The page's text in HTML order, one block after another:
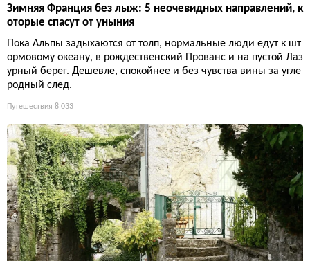
Зимняя Франция без лыж: 5 неочевидных направлений, к
оторые спасут от уныния
Пока Альпы задыхаются от толп, нормальные люди едут к шт
ормовому океану, в рождественский Прованс и на пустой Лаз
урный берег. Дешевле, спокойнее и без чувства вины за угле
родный след.
Путешествия 8 033